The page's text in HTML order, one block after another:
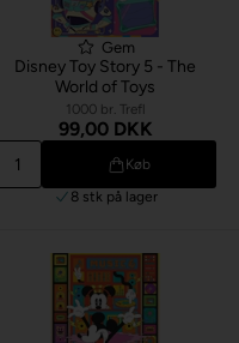
Gem
Disney Toy Story 5 - The
World of Toys
1000 br. Trefl
99,00 DKK
Køb
8 stk på lager